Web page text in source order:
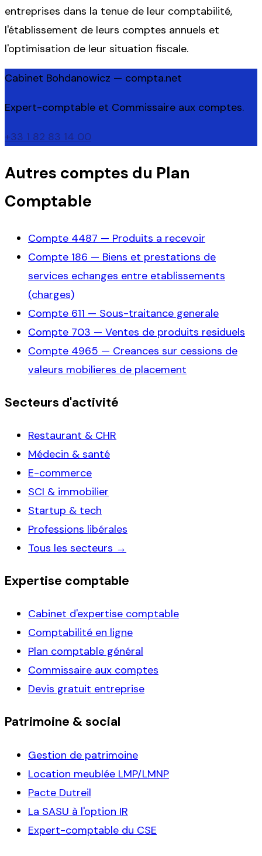
entreprises dans la tenue de leur comptabilité,
l'établissement de leurs comptes annuels et
l'optimisation de leur situation fiscale.
Cabinet Bohdanowicz — compta.net
Expert-comptable et Commissaire aux comptes.
+33 1 82 83 14 00
Autres comptes du Plan
Comptable
Compte 4487 — Produits a recevoir
Compte 186 — Biens et prestations de
services echanges entre etablissements
(charges)
Compte 611 — Sous-traitance generale
Compte 703 — Ventes de produits residuels
Compte 4965 — Creances sur cessions de
valeurs mobilieres de placement
Secteurs d'activité
Restaurant & CHR
Médecin & santé
E-commerce
SCI & immobilier
Startup & tech
Professions libérales
Tous les secteurs →
Expertise comptable
Cabinet d'expertise comptable
Comptabilité en ligne
Plan comptable général
Commissaire aux comptes
Devis gratuit entreprise
Patrimoine & social
Gestion de patrimoine
Location meublée LMP/LMNP
Pacte Dutreil
La SASU à l'option IR
Expert-comptable du CSE